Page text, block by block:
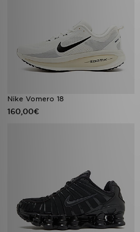
Nike Vomero 18
160,00€